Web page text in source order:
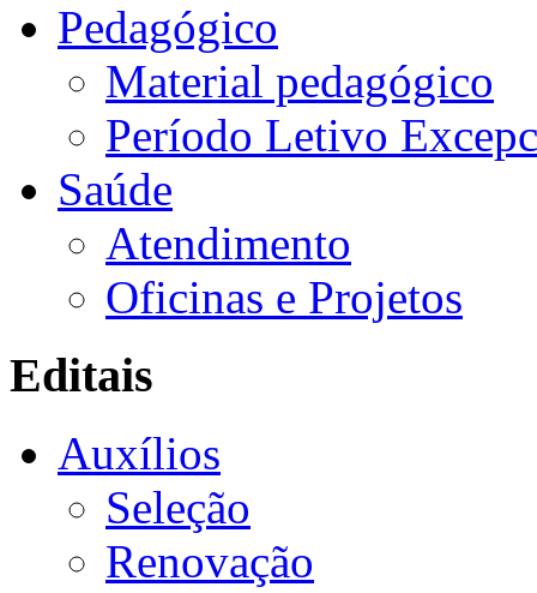
Pedagógico
Material pedagógico
Período Letivo
Saúde
Atendimento
Oficinas e Projetos
Editais
Auxílios
Seleção
Renovação